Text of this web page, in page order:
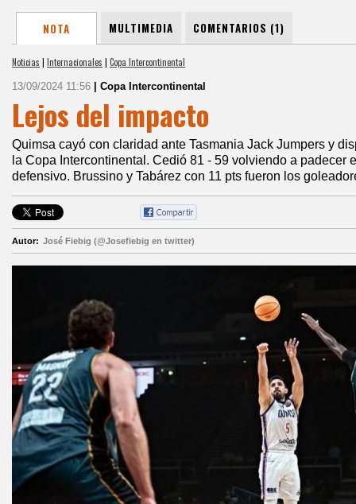
NOTA MULTIMEDIA COMENTARIOS (1)
Noticias | Internacionales | Copa Intercontinental
13/09/2024 11:56 | Copa Intercontinental
Lejos del impacto
Quimsa cayó con claridad ante Tasmania Jack Jumpers y
la Copa Intercontinental. Cedió 81 - 59 volviendo a padecer
defensivo. Brussino y Tabárez con 11 pts fueron los
Autor: José Fiebig (@Josefiebig en twitter)